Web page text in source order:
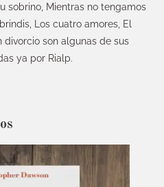
sobrino, Mientras no tengamos
Los cuatro amores, El
son algunas de sus
ya por Rialp.